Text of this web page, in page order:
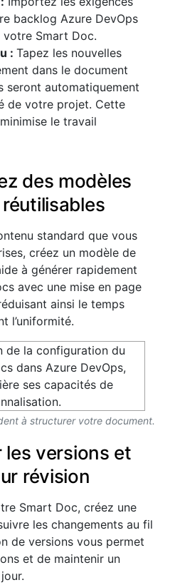
backlog Azure DevOps
Smart Doc.
: Tapez les nouvelles
dans le document
seront automatiquement
de votre projet. Cette
le travail
des modèles
standard que vous
créez un modèle de
à générer rapidement
avec une mise en page
ainsi le temps
l’uniformité.
à structurer votre document.
les versions et
révision
Smart Doc, créez une
les changements au fil
de versions vous permet
et de maintenir un